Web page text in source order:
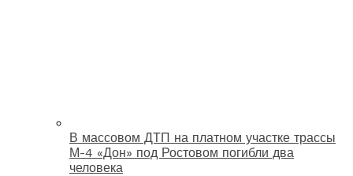
В массовом ДТП на платном участке трассы
М-4 «Дон» под Ростовом погибли два
человека